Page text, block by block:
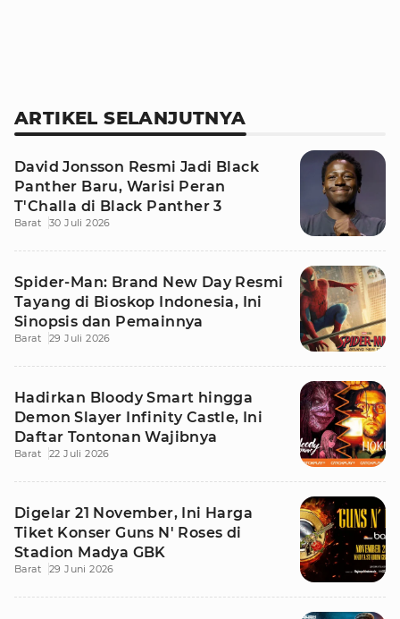
ARTIKEL SELANJUTNYA
David Jonsson Resmi Jadi Black
Panther Baru, Warisi Peran
T'Challa di Black Panther 3
Barat 30 Juli 2026
Spider-Man: Brand New Day Resmi
Tayang di Bioskop Indonesia, Ini
Sinopsis dan Pemainnya
Barat 29 Juli 2026
Hadirkan Bloody Smart hingga
Demon Slayer Infinity Castle, Ini
Daftar Tontonan Wajibnya
Barat 22 Juli 2026
Digelar 21 November, Ini Harga
Tiket Konser Guns N' Roses di
Stadion Madya GBK
Barat 29 Juni 2026